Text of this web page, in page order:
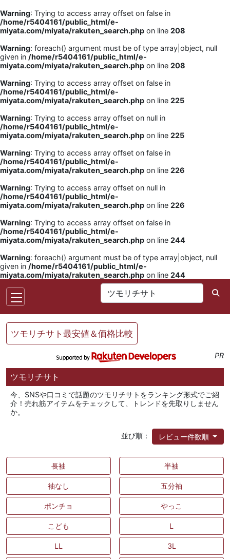
Warning: Trying to access array offset on false in
/home/r5404161/public_html/e-
miyata.com/miyata/rakuten_search.php on line 208
Warning: foreach() argument must be of type array|object, null
given in /home/r5404161/public_html/e-
miyata.com/miyata/rakuten_search.php on line 208
Warning: Trying to access array offset on false in
/home/r5404161/public_html/e-
miyata.com/miyata/rakuten_search.php on line 225
Warning: Trying to access array offset on null in
/home/r5404161/public_html/e-
miyata.com/miyata/rakuten_search.php on line 225
Warning: Trying to access array offset on false in
/home/r5404161/public_html/e-
miyata.com/miyata/rakuten_search.php on line 226
Warning: Trying to access array offset on null in
/home/r5404161/public_html/e-
miyata.com/miyata/rakuten_search.php on line 226
Warning: Trying to access array offset on false in
/home/r5404161/public_html/e-
miyata.com/miyata/rakuten_search.php on line 244
Warning: foreach() argument must be of type array|object, null
given in /home/r5404161/public_html/e-
miyata.com/miyata/rakuten_search.php on line 244
ツモリチサト最安値＆価格比較
PR
ツモリチサト
今、SNSや口コミで話題のツモリチサトをランキング形式でご紹
介！売れ筋アイテムをチェックして、トレンドを先取りしません
か。
並び順： レビュー件数順
長袖 半袖
袖なし 五分袖
ポンチョ やっこ
こども L
LL 3L